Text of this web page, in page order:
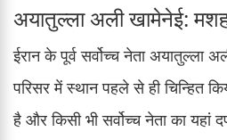
अयातुल्ला अली खामेनेई:
ईरान के पूर्व सर्वोच्च नेता अयातुल्ला
परिसर में स्थान पहले से ही चिन्हित
है और किसी भी सर्वोच्च नेता का यहां